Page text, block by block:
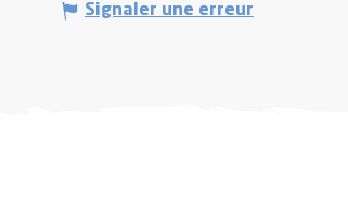
Signaler une erreur